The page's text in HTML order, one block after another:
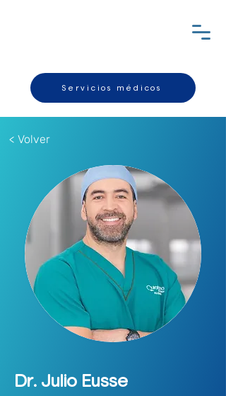
Servicios médicos
< Volver
Dr. Julio Eusse